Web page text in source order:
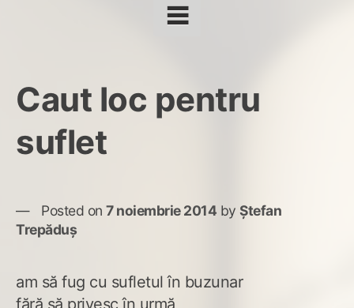
Caut loc pentru
suflet
Posted on 7 noiembrie 2014 by Ștefan
Trepăduș
am să fug cu sufletul în buzunar